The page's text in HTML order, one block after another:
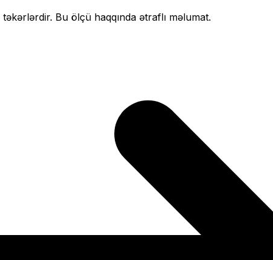
təkərlərdir. Bu ölçü haqqında ətraflı məlumat.